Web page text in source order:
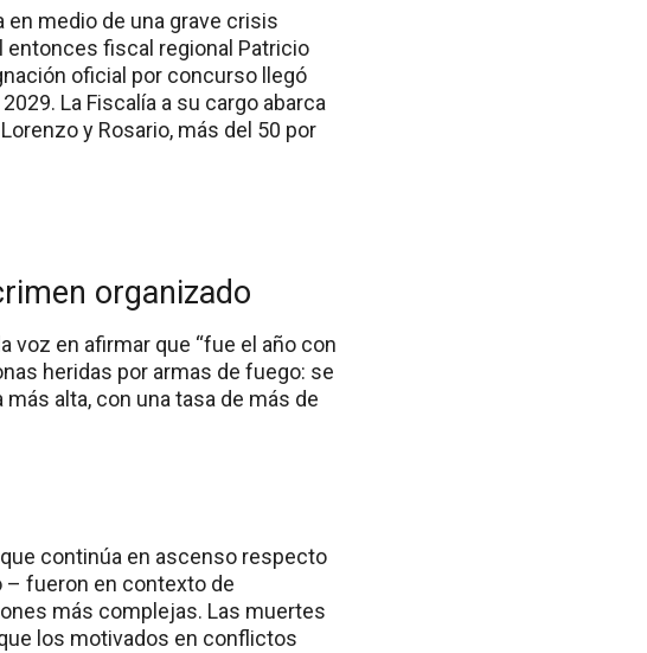
medio de una grave crisis
entonces fiscal regional Patricio
oficial por concurso llegó
La Fiscalía a su cargo abarca
y Rosario, más del 50 por
organizado
voz en afirmar que “fue el año con
heridas por armas de fuego: se
alta, con una tasa de más de
continúa en ascenso respecto
– fueron en contexto de
más complejas. Las muertes
los motivados en conflictos